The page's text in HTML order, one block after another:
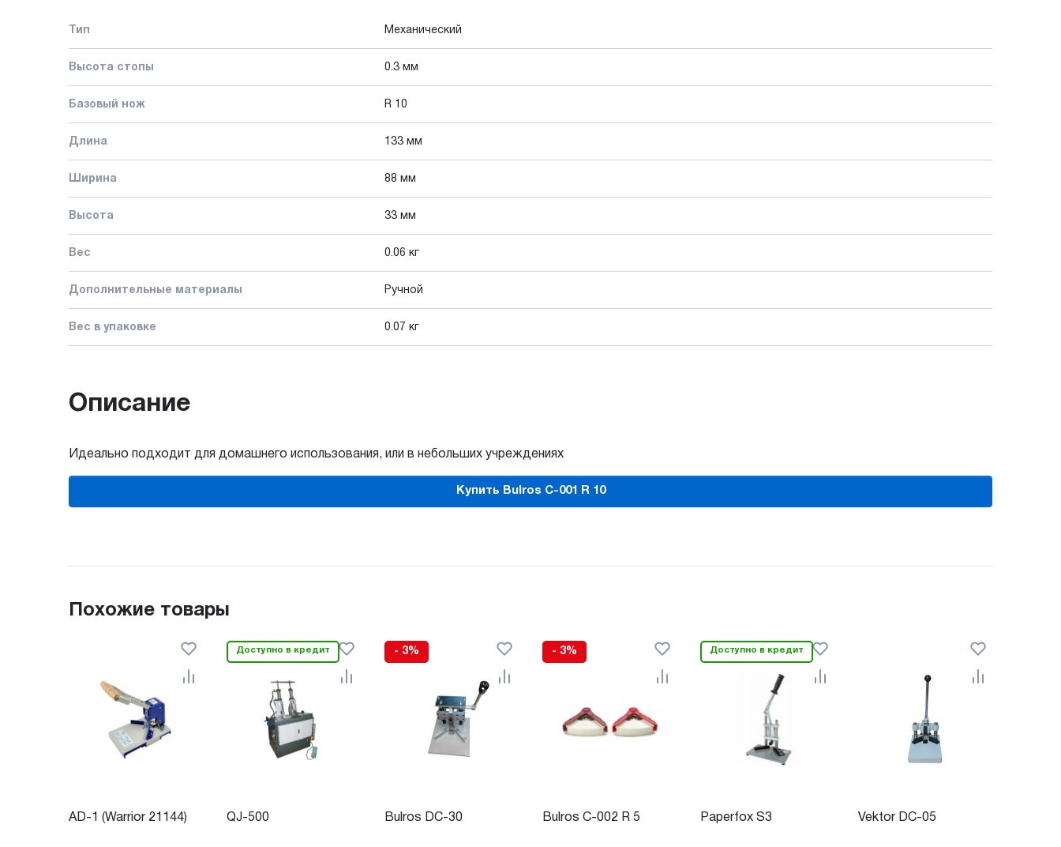
Тип Механический
Высота стопы 0.3 мм
Базовый нож R 10
Длина 133 мм
Ширина 88 мм
Высота 33 мм
Вес 0.06 кг
Дополнительные материалы Ручной
Вес в упаковке 0.07 кг
Описание
Идеально подходит для домашнего использования, или в небольших учреждениях
Купить Bulros C-001 R 10
Похожие товары
AD-1 (Warrior 21144)
Доступно в кредит
QJ-500
- 3%
Bulros DC-30
- 3%
Bulros C-002 R 5
Доступно в кредит
Paperfox S3 Vektor DC-05